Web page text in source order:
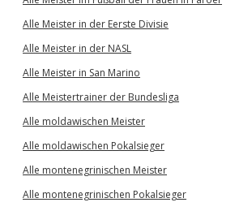
Alle Meister in der Eerste Divisie
Alle Meister in der NASL
Alle Meister in San Marino
Alle Meistertrainer der Bundesliga
Alle moldawischen Meister
Alle moldawischen Pokalsieger
Alle montenegrinischen Meister
Alle montenegrinischen Pokalsieger